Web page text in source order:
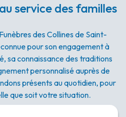
service des familles
des Collines de Saint-
pour son engagement à
sa connaissance des traditions
personnalisé auprès de
présents au quotidien, pour
que soit votre situation.